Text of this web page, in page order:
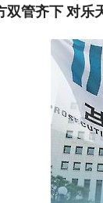
双管齐下 对乐